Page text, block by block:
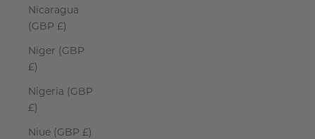
Nicaragua
(GBP £)
Niger (GBP
£)
Nigeria (GBP
£)
Niue (GBP £)